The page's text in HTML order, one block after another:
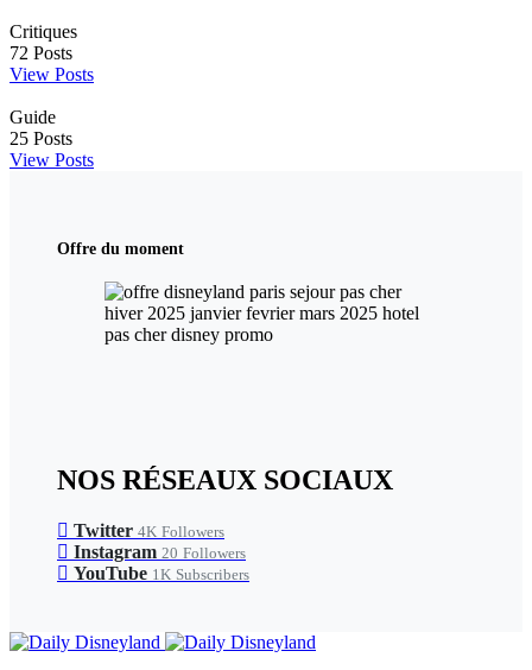
Critiques
72 Posts
View Posts
Guide
25 Posts
View Posts
Offre du moment
NOS RÉSEAUX SOCIAUX
Twitter 4K Followers
Instagram 20 Followers
YouTube 1K Subscribers